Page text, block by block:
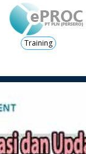
Training